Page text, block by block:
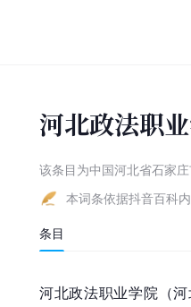
河北政法职
该条目为中国河北省石家
本词条依据抖音百科
条目
河北政法职业学院（